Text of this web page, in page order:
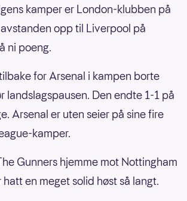
kamper er London-klubben på
opp til Liverpool på
ni poeng.
for Arsenal i kampen borte
landslagspausen. Den endte 1-1 på
Arsenal er uten seier på sine fire
kamper.
Gunners hjemme mot Nottingham
hatt en meget solid høst så langt.